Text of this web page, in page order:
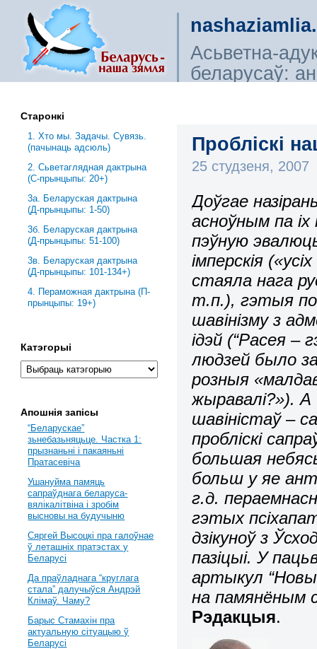
Асьветна-
беларусаў:
Пробліскі
25 студзеня, 2007
Доўгае
асноўным па
пэўную
імперскія
стаяла нага
т.п.), гэтыя
шавінізму з
ідэй (“Расея –
людзей было
розныя
жыравалі?»). А
шавіністаў –
пробліскі
большая
больш у яе
г.д.
гэтых
дзікуноў з
пазіцыі. У
артыкул “Новы
на памянёным
Рэдакцыя.
Старонкі
1. Хто мы. Задачы. Сувязь.
(пачынаць адсюль)
2. Сьветаглядная дактрына
(С-прынцыпы: 20+)
3a. Беларуская дактрына
(Д-прынцыпы: 1-50)
3б. Беларуская дактрына
(Д-прынцыпы: 51-100)
3в. Беларуская дактрына
(Д-прынцыпы: 101-134+)
4. Пераможная дактрына (П-
прынцыпы: 19+)
Катэгорыі
Апошнія запісы
“Беларускае”
зьнебазьняцьце. Частка 1:
прызнаньні і пакаяньні
Пратасевіча
Ушануйма памяць
сапраўднага беларуса-
вялікалітвіна і зробім
высновы на будучыню
Сяргей Высоцкі пра галоўнае
ў леташніх пратэстах у
Беларусі
Да праўладнага “круглага
стала” далучыўся Андрэй
Клімаў. Чаму?
Барыс Стамахін пра
актуальную сітуацыю ў
Беларусі